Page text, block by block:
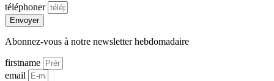
téléphoner
Envoyer
Abonnez-vous à notre newsletter hebdomadaire
firstname
email